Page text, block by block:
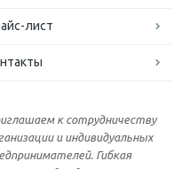
лист
к сотрудничеству
и индивидуальных
Гибкая